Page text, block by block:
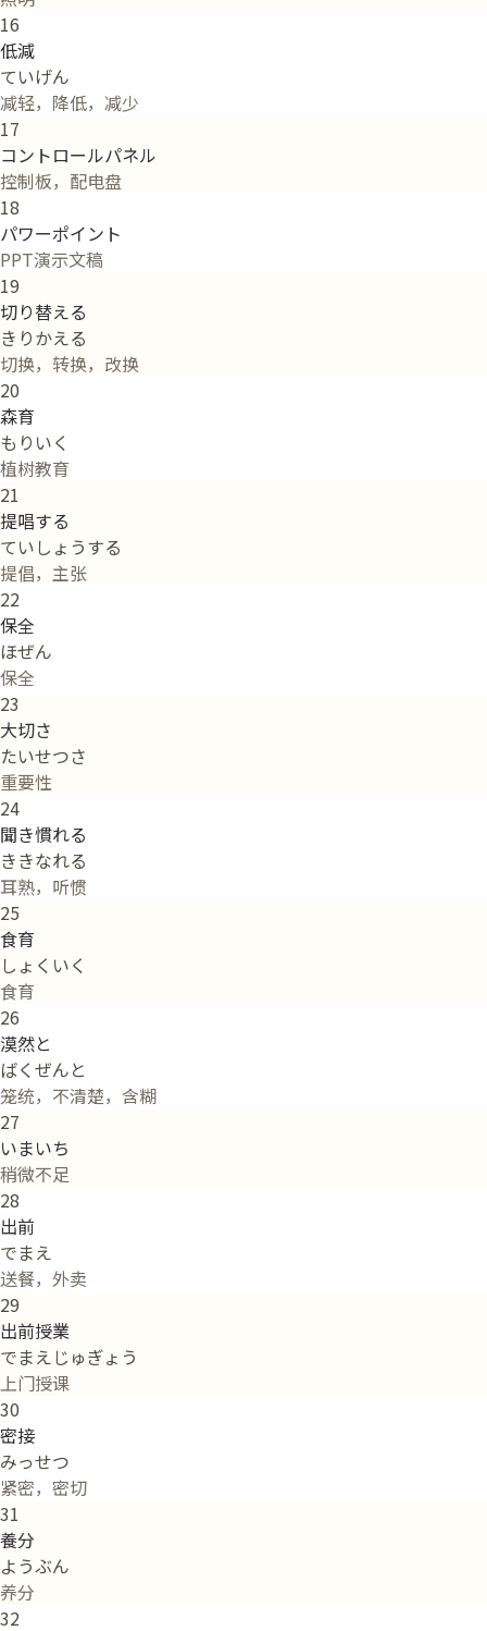
16
低減
ていげん
减轻，降低，减少
17
コントロールパネル
控制板，配电盘
18
パワーポイント
PPT演示文稿
19
切り替える
きりかえる
切换，转换，改换
20
森育
もりいく
植树教育
21
提唱する
ていしょうする
提倡，主张
22
保全
ほぜん
保全
23
大切さ
たいせつさ
重要性
24
聞き慣れる
ききなれる
耳熟，听惯
25
食育
しょくいく
食育
26
漠然と
ばくぜんと
笼统，不清楚，含糊
27
いまいち
稍微不足
28
出前
でまえ
送餐，外卖
29
出前授業
でまえじゅぎょう
上门授课
30
密接
みっせつ
紧密，密切
31
養分
ようぶん
养分
32